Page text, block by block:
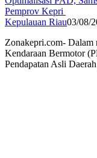
Pemprov Kepri
Kepulauan Riau03/08/
Zonakepri.com- Dalam
Kendaraan Bermotor
Pendapatan Asli